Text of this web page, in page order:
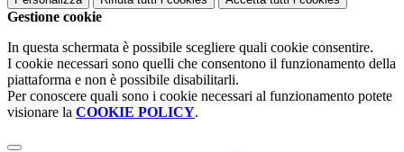
Gestione cookie
In questa schermata è possibile scegliere quali cookie consentire.
I cookie necessari sono quelli che consentono il funzionamento della
piattaforma e non è possibile disabilitarli.
Per conoscere quali sono i cookie necessari al funzionamento potete
visionare la COOKIE POLICY.